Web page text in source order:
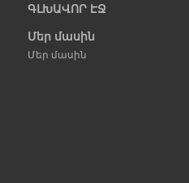
ԳԼԽԱՎՈՐ ԷՋ
Մեր մասին
Մեր մասին